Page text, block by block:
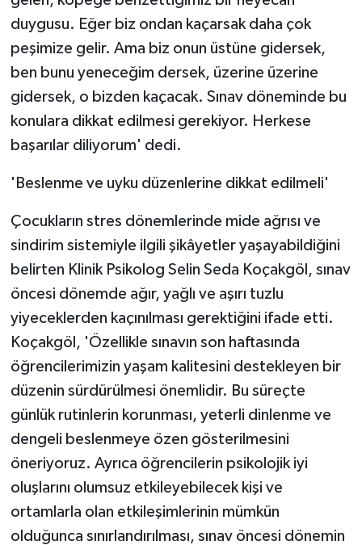
duygusu. Eğer biz ondan kaçarsak daha çok
peşimize gelir. Ama biz onun üstüne gidersek,
ben bunu yeneceğim dersek, üzerine üzerine
gidersek, o bizden kaçacak. Sınav döneminde bu
konulara dikkat edilmesi gerekiyor. Herkese
başarılar diliyorum' dedi.
'Beslenme ve uyku düzenlerine dikkat edilmeli'
Çocukların stres dönemlerinde mide ağrısı ve
sindirim sistemiyle ilgili şikâyetler yaşayabildiğini
belirten Klinik Psikolog Selin Seda Koçakgöl, sınav
öncesi dönemde ağır, yağlı ve aşırı tuzlu
yiyeceklerden kaçınılması gerektiğini ifade etti.
Koçakgöl, 'Özellikle sınavın son haftasında
öğrencilerimizin yaşam kalitesini destekleyen bir
düzenin sürdürülmesi önemlidir. Bu süreçte
günlük rutinlerin korunması, yeterli dinlenme ve
dengeli beslenmeye özen gösterilmesini
öneriyoruz. Ayrıca öğrencilerin psikolojik iyi
oluşlarını olumsuz etkileyebilecek kişi ve
ortamlarla olan etkileşimlerinin mümkün
olduğunca sınırlandırılması, sınav öncesi dönemin